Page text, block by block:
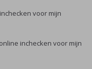
voor mijn
inchecken voor mijn